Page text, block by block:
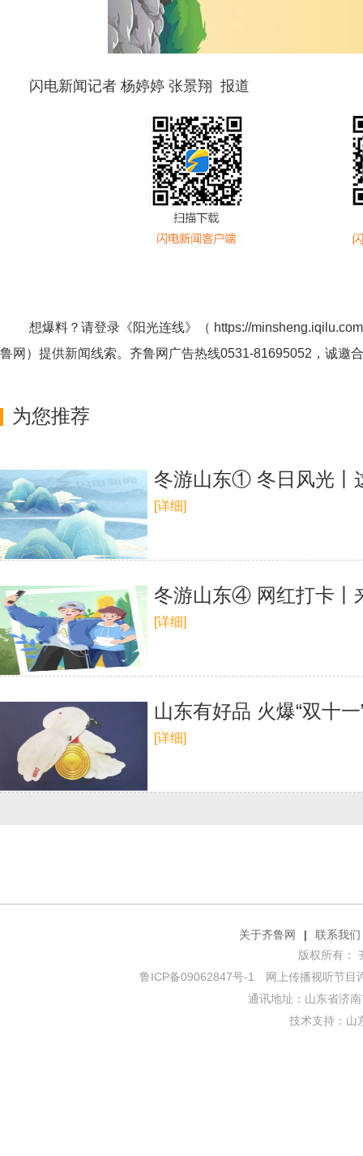
闪电新闻记者 杨婷婷 张景翔 报道
想爆料？请登录《阳光连线》（ https://
鲁网 ）提供新闻线索。齐鲁网广告热线0531-81695052 ，诚邀
为您推荐
冬游山东① 冬日风光丨
[详细]
冬游山东④ 网红打卡丨
[详细]
山东有好品 火爆“双十
[详细]
关于齐鲁网 |
联系我们
版权所有：
鲁ICP备09062847号-1
网上传播视听节目
通讯地址：山东省济
技术支持： 山